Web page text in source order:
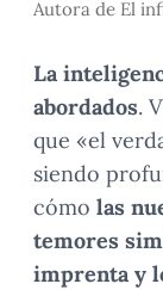
Autora de El
La
abordados.
que «el
siendo
cómo las
temores
imprenta y